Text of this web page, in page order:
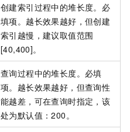
创建索引过程中的堆长度。必
填项。越长效果越好，但创建
索引越慢，建议取值范围
[40,400]。
查询过程中的堆长度。必填
项。越长效果越好，但查询性
能越差，可在查询时指定，该
处为默认值：200。